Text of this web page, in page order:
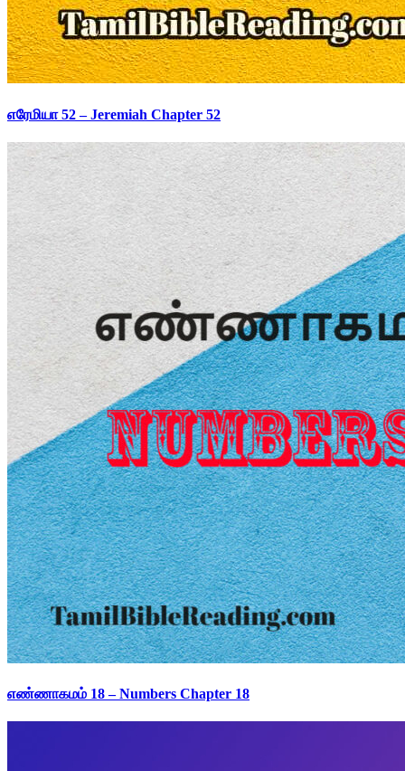
எரேமியா 52 – Jeremiah Chapter 52
எண்ணாகமம் 18 – Numbers Chapter 18